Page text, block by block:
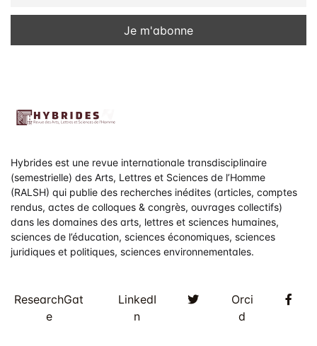
Hybrides est une revue internationale transdisciplinaire
(semestrielle) des Arts, Lettres et Sciences de l’Homme
(RALSH) qui publie des recherches inédites (articles, comptes
rendus, actes de colloques & congrès, ouvrages collectifs)
dans les domaines des arts, lettres et sciences humaines,
sciences de l’éducation, sciences économiques, sciences
juridiques et politiques, sciences environnementales.
ResearchGat
e
LinkedI
n
TwitterOrci
d